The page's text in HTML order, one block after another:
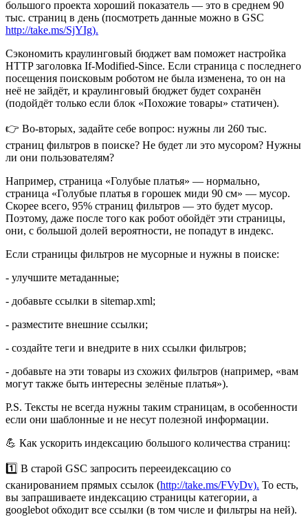
большого проекта хороший показатель — это в среднем 90
тыс. страниц в день (посмотреть данные можно в GSC
http://take.ms/SjYIg).
Сэкономить краулинговый бюджет вам поможет настройка
HTTP заголовка If-Modified-Since. Если страница с последнего
посещения поисковым роботом не была изменена, то он на
неё не зайдёт, и краулинговый бюджет будет сохранён
(подойдёт только если блок «Похожие товары» статичен).
👉 Во-вторых, задайте себе вопрос: нужны ли 260 тыс.
страниц фильтров в поиске? Не будет ли это мусором? Нужны
ли они пользователям?
Например, страница «Голубые платья» — нормально,
страница «Голубые платья в горошек миди 90 см» — мусор.
Скорее всего, 95% страниц фильтров — это будет мусор.
Поэтому, даже после того как робот обойдёт эти страницы,
они, с большой долей вероятности, не попадут в индекс.
Если страницы фильтров не мусорные и нужны в поиске:
- улучшите метаданные;
- добавьте ссылки в sitemap.xml;
- разместите внешние ссылки;
- создайте теги и внедрите в них ссылки фильтров;
- добавьте на эти товары из схожих фильтров (например, «вам
могут также быть интересны зелёные платья»).
P.S. Тексты не всегда нужны таким страницам, в особенности
если они шаблонные и не несут полезной информации.
💪 Как ускорить индексацию большого количества страниц:
1️⃣ В старой GSC запросить перееидексацию со
сканированием прямых ссылок (http://take.ms/FVyDv). То есть,
вы запрашиваете индексацию страницы категории, а
googlebot обходит все ссылки (в том числе и фильтры на ней).